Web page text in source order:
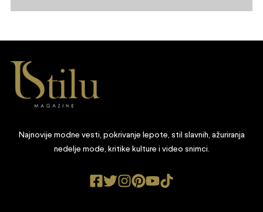
Najnovije modne vesti, pokrivanje lepote, stil slavnih, ažuriranja
nedelje mode, kritike kulture i video snimci.